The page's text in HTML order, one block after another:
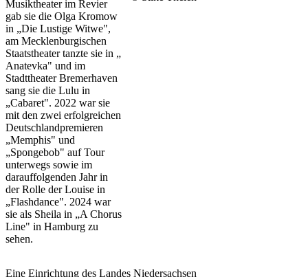
Musiktheater im Revier
gab sie die Olga Kromow
in „Die Lustige Witwe",
am Mecklenburgischen
Staatstheater tanzte sie in „
Anatevka" und im
Stadttheater Bremerhaven
sang sie die Lulu in
„Cabaret". 2022 war sie
mit den zwei erfolgreichen
Deutschlandpremieren
„Memphis" und
„Spongebob" auf Tour
unterwegs sowie im
darauffolgenden Jahr in
der Rolle der Louise in
„Flashdance". 2024 war
sie als Sheila in „A Chorus
Line" in Hamburg zu
sehen.
Eine Einrichtung des Landes Niedersachsen